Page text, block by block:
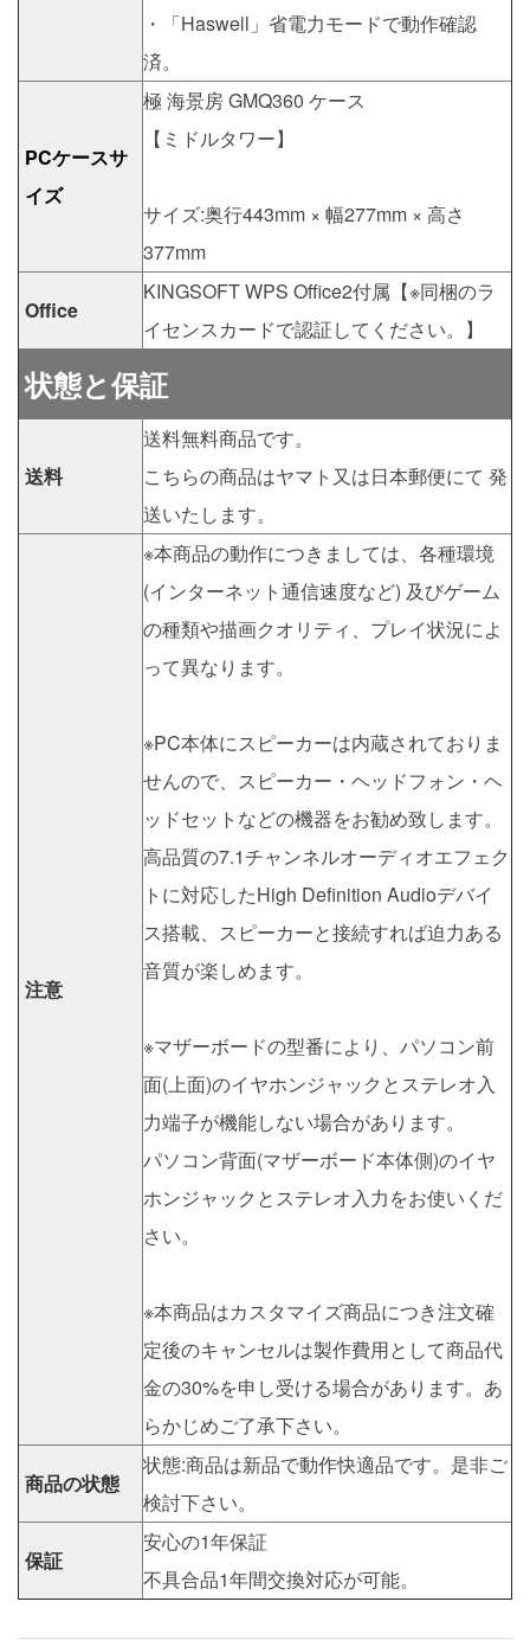
・「Haswell」省電力モードで動作確認
済。
PCケースサ
イズ
極 海景房 GMQ360 ケース
【ミドルタワー】
サイズ:奥行443mm × 幅277mm × 高さ
377mm
Office
KINGSOFT WPS Office2付属【※同梱のラ
イセンスカードで認証してください。】
状態と保証
送料
送料無料商品です。
こちらの商品はヤマト又は日本郵便にて 発
送いたします。
注意
※本商品の動作につきましては、各種環境
(インターネット通信速度など) 及びゲーム
の種類や描画クオリティ、プレイ状況によ
って異なります。
※PC本体にスピーカーは内蔵されておりま
せんので、スピーカー・ヘッドフォン・ヘ
ッドセットなどの機器をお勧め致します。
高品質の7.1チャンネルオーディオエフェク
トに対応したHigh Definition Audioデバイ
ス搭載、スピーカーと接続すれば迫力ある
音質が楽しめます。
※マザーボードの型番により、パソコン前
面(上面)のイヤホンジャックとステレオ入
力端子が機能しない場合があります。
パソコン背面(マザーボード本体側)のイヤ
ホンジャックとステレオ入力をお使いくだ
さい。
※本商品はカスタマイズ商品につき注文確
定後のキャンセルは製作費用として商品代
金の30%を申し受ける場合があります。あ
らかじめご了承下さい。
商品の状態
状態:商品は新品で動作快適品です。是非ご
検討下さい。
保証
安心の1年保証
不具合品1年間交換対応が可能。